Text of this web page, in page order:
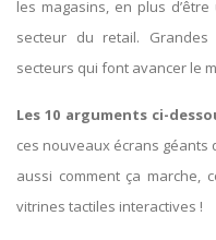
les magasins, en plus
secteur du retail.
secteurs qui font avancer le
Les 10 arguments ci-
ces nouveaux écrans géants
aussi comment ça marche,
vitrines tactiles interactives !